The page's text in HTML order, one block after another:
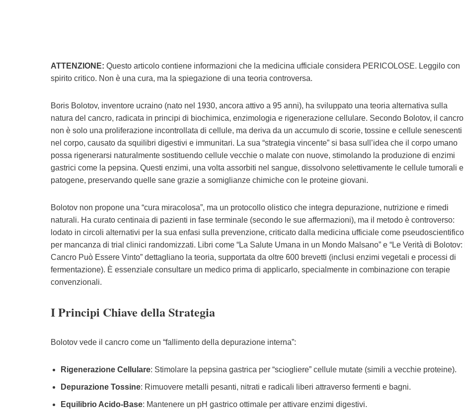
ATTENZIONE: Questo articolo contiene informazioni che la medicina ufficiale considera PERICOLOSE. Leggilo con
spirito critico. Non è una cura, ma la spiegazione di una teoria controversa.
Boris Bolotov, inventore ucraino (nato nel 1930, ancora attivo a 95 anni), ha sviluppato una teoria alternativa sulla
natura del cancro, radicata in principi di biochimica, enzimologia e rigenerazione cellulare. Secondo Bolotov, il cancro
non è solo una proliferazione incontrollata di cellule, ma deriva da un accumulo di scorie, tossine e cellule senescenti
nel corpo, causato da squilibri digestivi e immunitari. La sua “strategia vincente” si basa sull’idea che il corpo umano
possa rigenerarsi naturalmente sostituendo cellule vecchie o malate con nuove, stimolando la produzione di enzimi
gastrici come la pepsina. Questi enzimi, una volta assorbiti nel sangue, dissolvono selettivamente le cellule tumorali e
patogene, preservando quelle sane grazie a somiglianze chimiche con le proteine giovani.
Bolotov non propone una “cura miracolosa”, ma un protocollo olistico che integra depurazione, nutrizione e rimedi
naturali. Ha curato centinaia di pazienti in fase terminale (secondo le sue affermazioni), ma il metodo è controverso:
lodato in circoli alternativi per la sua enfasi sulla prevenzione, criticato dalla medicina ufficiale come pseudoscientifico
per mancanza di trial clinici randomizzati. Libri come “La Salute Umana in un Mondo Malsano” e “Le Verità di Bolotov: Il
Cancro Può Essere Vinto” dettagliano la teoria, supportata da oltre 600 brevetti (inclusi enzimi vegetali e processi di
fermentazione). È essenziale consultare un medico prima di applicarlo, specialmente in combinazione con terapie
convenzionali.
I Principi Chiave della Strategia
Bolotov vede il cancro come un “fallimento della depurazione interna”:
Rigenerazione Cellulare: Stimolare la pepsina gastrica per “sciogliere” cellule mutate (simili a vecchie proteine).
Depurazione Tossine: Rimuovere metalli pesanti, nitrati e radicali liberi attraverso fermenti e bagni.
Equilibrio Acido-Base: Mantenere un pH gastrico ottimale per attivare enzimi digestivi.